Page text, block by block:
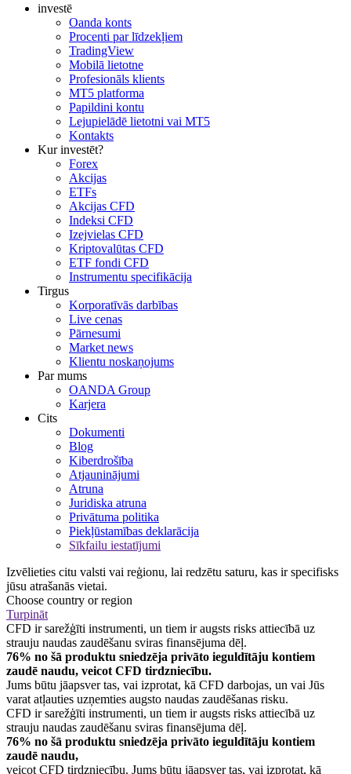
investē
Oanda konts
Procenti par līdzekļiem
TradingView
Mobilā lietotne
Profesionāls klients
MT5 platforma
Papildini kontu
Lejupielādē lietotni vai MT5
Kontakts
Kur investēt?
Forex
Akcijas
ETFs
Akcijas CFD
Indeksi CFD
Izejvielas CFD
Kriptovalūtas CFD
ETF fondi CFD
Instrumentu specifikācija
Tirgus
Korporatīvās darbības
Live cenas
Pārnesumi
Market news
Klientu noskaņojums
Par mums
OANDA Group
Karjera
Cits
Dokumenti
Blog
Kiberdrošība
Atjauninājumi
Atruna
Juridiska atruna
Privātuma politika
Piekļūstamības deklarācija
Sīkfailu iestatījumi
Izvēlieties citu valsti vai reģionu, lai redzētu saturu, kas ir specifisks
jūsu atrašanās vietai.
Choose country or region
Turpināt
CFD ir sarežģīti instrumenti, un tiem ir augsts risks attiecībā uz
strauju naudas zaudēšanu sviras finansējuma dēļ.
76% no šā produktu sniedzēja privāto ieguldītāju kontiem
zaudē naudu, veicot CFD tirdzniecību.
Jums būtu jāapsver tas, vai izprotat, kā CFD darbojas, un vai Jūs
varat atļauties uzņemties augsto naudas zaudēšanas risku.
CFD ir sarežģīti instrumenti, un tiem ir augsts risks attiecībā uz
strauju naudas zaudēšanu sviras finansējuma dēļ.
76% no šā produktu sniedzēja privāto ieguldītāju kontiem
zaudē naudu,
veicot CFD tirdzniecību. Jums būtu jāapsver tas, vai izprotat, kā